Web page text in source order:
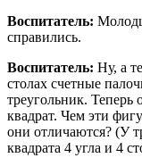
Воспитатель:
справились.
Воспитатель: Ну, а
столах счетные
треугольник. Теперь
квадрат. Чем эти
они отличаются? (У
квадрата 4 угла и 4